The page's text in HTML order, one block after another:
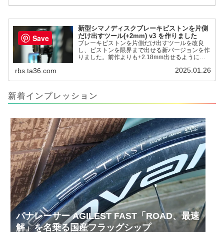
るのかというと、出ているピス...
新型シマノディスクブレーキピストンを片側
だけ出すツール(+2mm) v3 を作りました
ブレーキピストンを片側だけ出すツールを改良
し、ピストンを限界まで出せる新バージョンを作
りました。前作よりも+2.18mm出せるようにな
って、オイル漏れするまで試しました。最も安全
ましたが、ギリギリまで攻めてますのでピストン
内部の汚れをさらに掃除できると思います。前作
rbs.ta36.com 2025.01.26
新着インプレッション
パナレーサー AGILEST FAST「ROAD、最速
解」を名乗る国産フラッグシップ
Save